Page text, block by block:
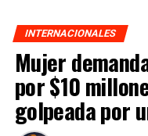
INTERNACIONALES
Mujer
por $10
golpeada por